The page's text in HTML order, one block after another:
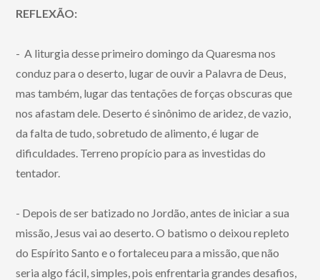
REFLEXÃO:
- A liturgia desse primeiro domingo da Quaresma nos
conduz para o deserto, lugar de ouvir a Palavra de Deus,
mas também, lugar das tentações de forças obscuras que
nos afastam dele. Deserto é sinônimo de aridez, de vazio,
da falta de tudo, sobretudo de alimento, é lugar de
dificuldades. Terreno propício para as investidas do
tentador.
- Depois de ser batizado no Jordão, antes de iniciar a sua
missão, Jesus vai ao deserto. O batismo o deixou repleto
do Espírito Santo e o fortaleceu para a missão, que não
seria algo fácil, simples, pois enfrentaria grandes desafios,